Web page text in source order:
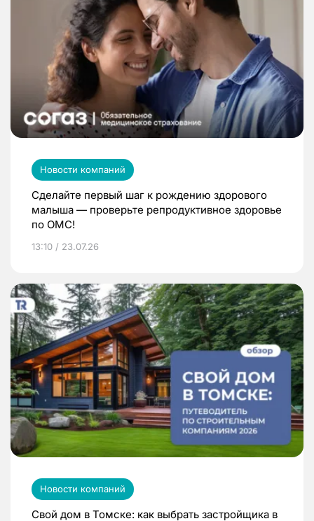
Новости компаний
Сделайте первый шаг к рождению здорового
малыша — проверьте репродуктивное здоровье
по ОМС!
13:10 / 23.07.26
Новости компаний
Свой дом в Томске: как выбрать застройщика в